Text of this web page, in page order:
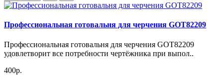
Профессиональная готовальня для черчения GOT82209
Профессиональная готовальня для черчения GOT82209
удовлетворит все потребности чертёжника при выпол..
400р.